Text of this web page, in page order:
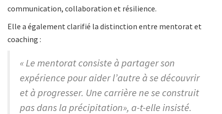
communication, collaboration et résilience.
Elle a également clarifié la distinction entre mentorat et
coaching :
« Le mentorat consiste à partager son
expérience pour aider l’autre à se découvrir
et à progresser. Une carrière ne se construit
pas dans la précipitation», a-t-elle insisté.